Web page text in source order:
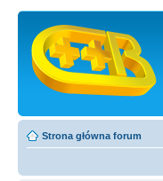
Strona główna forum